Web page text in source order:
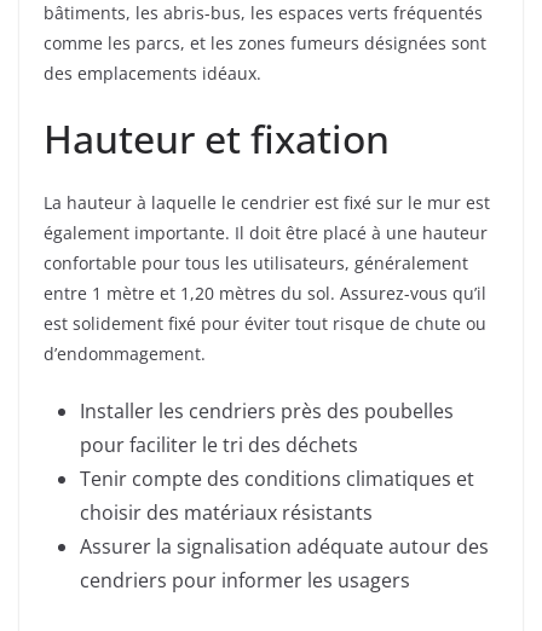
bâtiments, les abris-bus, les espaces verts fréquentés
comme les parcs, et les zones fumeurs désignées sont
des emplacements idéaux.
Hauteur et fixation
La hauteur à laquelle le cendrier est fixé sur le mur est
également importante. Il doit être placé à une hauteur
confortable pour tous les utilisateurs, généralement
entre 1 mètre et 1,20 mètres du sol. Assurez-vous qu’il
est solidement fixé pour éviter tout risque de chute ou
d’endommagement.
Installer les cendriers près des poubelles
pour faciliter le tri des déchets
Tenir compte des conditions climatiques et
choisir des matériaux résistants
Assurer la signalisation adéquate autour des
cendriers pour informer les usagers